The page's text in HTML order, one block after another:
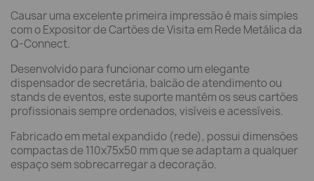
Causar uma excelente primeira impressão é mais simples
com o Expositor de Cartões de Visita em Rede Metálica da
Q-Connect.
Desenvolvido para funcionar como um elegante
dispensador de secretária, balcão de atendimento ou
stands de eventos, este suporte mantém os seus cartões
profissionais sempre ordenados, visíveis e acessíveis.
Fabricado em metal expandido (rede), possui dimensões
compactas de 110x75x50 mm que se adaptam a qualquer
espaço sem sobrecarregar a decoração.